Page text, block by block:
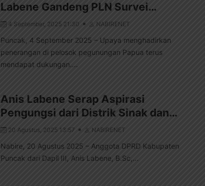
Labene Gandeng PLN Survei…
4 September, 2025 21:30 NABIRENET
Puncak, 4 September 2025 – Upaya menghadirkan
penerangan di pelosok pegunungan Papua terus
mendapat dukungan....
Anis Labene Serap Aspirasi
Pengungsi dari Distrik Sinak dan…
20 Agustus, 2025 13:57 NABIRENET
Nabire, 20 Agustus 2025 – Anggota DPRD Kabupaten
Puncak dari Dapil III, Anis Labene, B.Sc,...